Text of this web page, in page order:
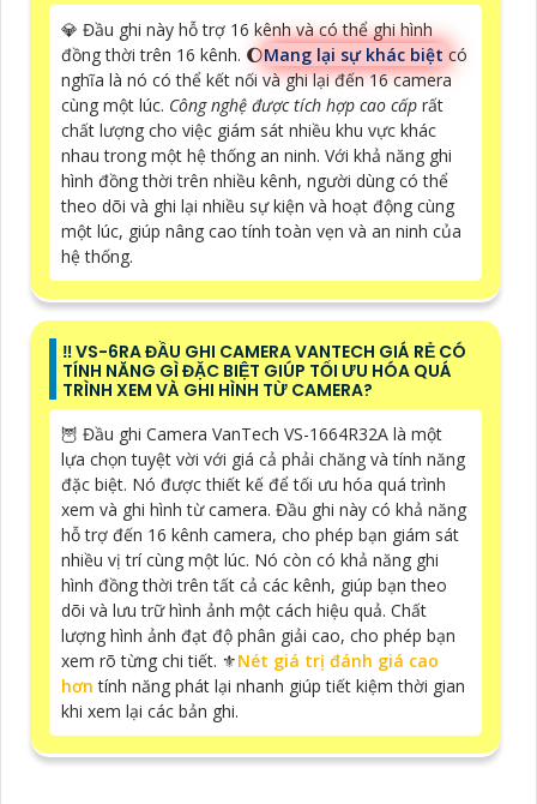
💎 Đầu ghi này hỗ trợ 16 kênh và có thể ghi hình
đồng thời trên 16 kênh. 🌔Mang lại sự khác biệt có
nghĩa là nó có thể kết nối và ghi lại đến 16 camera
cùng một lúc. Công nghệ được tích hợp cao cấp rất
chất lượng cho việc giám sát nhiều khu vực khác
nhau trong một hệ thống an ninh. Với khả năng ghi
hình đồng thời trên nhiều kênh, người dùng có thể
theo dõi và ghi lại nhiều sự kiện và hoạt động cùng
một lúc, giúp nâng cao tính toàn vẹn và an ninh của
hệ thống.
‼️ VS-6RA ĐẦU GHI CAMERA VANTECH GIÁ RẺ CÓ
TÍNH NĂNG GÌ ĐẶC BIỆT GIÚP TỐI ƯU HÓA QUÁ
TRÌNH XEM VÀ GHI HÌNH TỪ CAMERA?
🦉 Đầu ghi Camera VanTech VS-1664R32A là một
lựa chọn tuyệt vời với giá cả phải chăng và tính năng
đặc biệt. Nó được thiết kế để tối ưu hóa quá trình
xem và ghi hình từ camera. Đầu ghi này có khả năng
hỗ trợ đến 16 kênh camera, cho phép bạn giám sát
nhiều vị trí cùng một lúc. Nó còn có khả năng ghi
hình đồng thời trên tất cả các kênh, giúp bạn theo
dõi và lưu trữ hình ảnh một cách hiệu quả. Chất
lượng hình ảnh đạt độ phân giải cao, cho phép bạn
xem rõ từng chi tiết. ⚜️Nét giá trị đánh giá cao
hơntính năng phát lại nhanh giúp tiết kiệm thời gian
khi xem lại các bản ghi.